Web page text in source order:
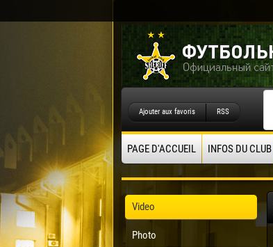
Ajouter aux favoris RSS
PAGE D'ACCUEIL INFOS DU CLUB
Video
Photo